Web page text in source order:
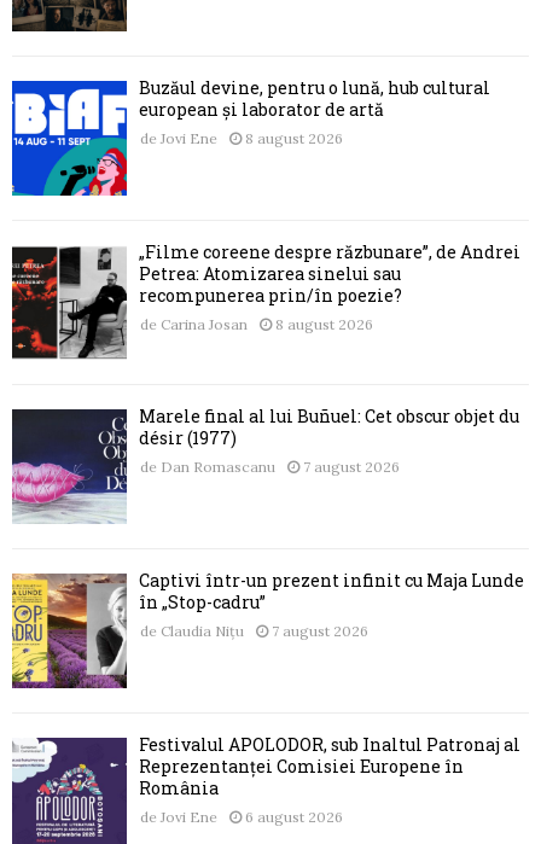
Buzăul devine, pentru o lună, hub cultural
european și laborator de artă
de Jovi Ene 8 august 2026
„Filme coreene despre răzbunare”, de Andrei
Petrea: Atomizarea sinelui sau
recompunerea prin/în poezie?
de Carina Josan 8 august 2026
Marele final al lui Buñuel: Cet obscur objet du
désir (1977)
de Dan Romascanu 7 august 2026
Captivi într-un prezent infinit cu Maja Lunde
în „Stop-cadru”
de Claudia Nițu 7 august 2026
Festivalul APOLODOR, sub Înaltul Patronaj al
Reprezentanței Comisiei Europene în
România
de Jovi Ene 6 august 2026